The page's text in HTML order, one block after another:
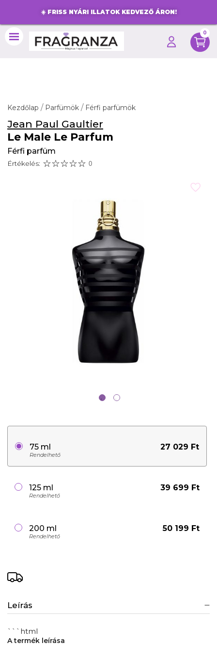
☀️ FRISS NYÁRI ILLATOK KEDVEZŐ ÁRON!
0
Kezdőlap Parfümök Férfi parfümök
Jean Paul Gaultier
Le Male Le Parfum
Férfi parfüm
Értékelés: 0
27 029 Ft
75 ml
Rendelhető
39 699 Ft
125 ml
Rendelhető
50 199 Ft
200 ml
Rendelhető
Leírás
```html
A termék leírása